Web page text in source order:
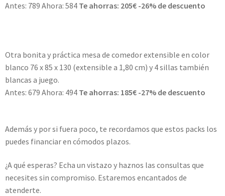
Antes: 789 Ahora: 584 Te ahorras: 205€ -26% de descuento
Otra bonita y práctica mesa de comedor extensible en color
blanco 76 x 85 x 130 (extensible a 1,80 cm) y 4 sillas también
blancas a juego.
Antes: 679 Ahora: 494 Te ahorras: 185€ -27% de descuento
Además y por si fuera poco, te recordamos que estos packs los
puedes financiar en cómodos plazos.
¿A qué esperas? Echa un vistazo y haznos las consultas que
necesites sin compromiso. Estaremos encantados de
atenderte.